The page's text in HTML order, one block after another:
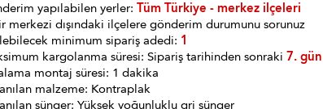
yapılabilen yerler: Tüm Türkiye - merkez ilçeleri
merkezi dışındaki ilçelere gönderim durumunu sorunuz
minimum sipariş adedi: 1
kargolanma süresi: Sipariş tarihinden sonraki 7. gün
montaj süresi: 1 dakika
malzeme: Kontraplak
sünger: Yüksek yoğunluklu gri sünger